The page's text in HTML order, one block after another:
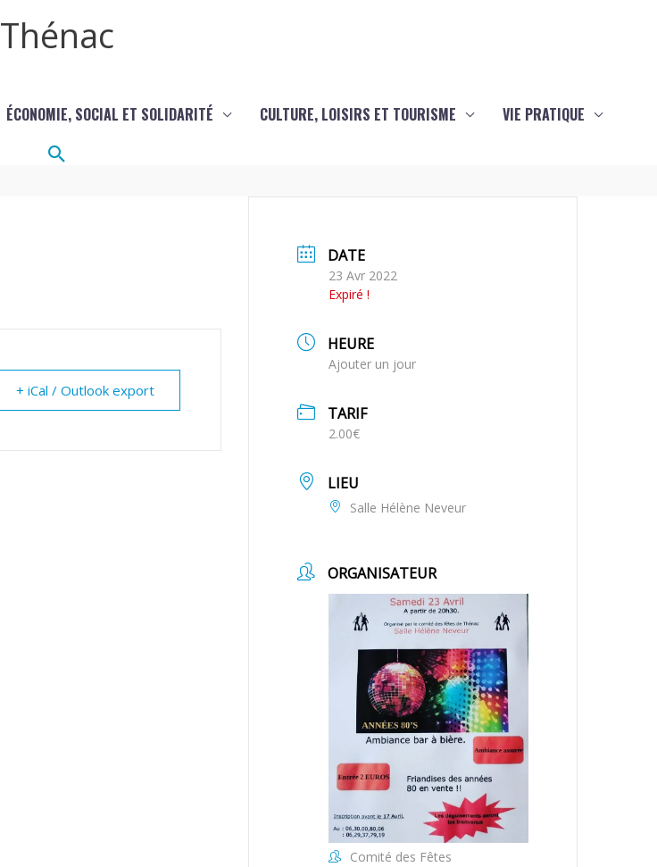
Thénac
ÉCONOMIE, SOCIAL ET SOLIDARITÉ CULTURE, LOISIRS ET TOURISME VIE PRATIQUE
Rechercher
+ iCal / Outlook export
DATE
23 Avr 2022
Expiré !
HEURE
Ajouter un jour
TARIF
2.00€
LIEU
Salle Hélène Neveur
ORGANISATEUR
Comité des Fêtes